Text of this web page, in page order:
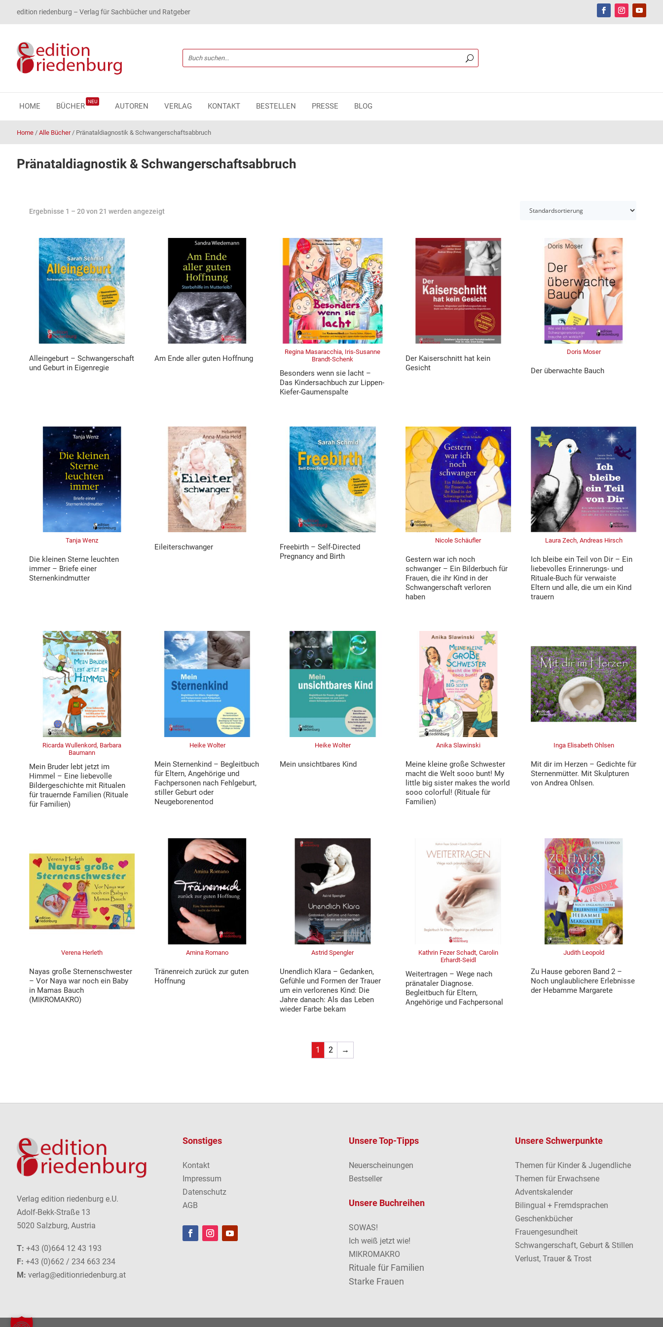
edition riedenburg – Verlag für Sachbücher und Ratgeber
HOME BÜCHER
NEU
AUTOREN VERLAG KONTAKT BESTELLEN PRESSE BLOG
Home/ Alle Bücher/ Pränataldiagnostik & Schwangerschaftsabbruch
Pränataldiagnostik & Schwangerschaftsabbruch
Ergebnisse 1 – 20 von 21 werden angezeigt
Alleingeburt – Schwangerschaft
und Geburt in Eigenregie
Am Ende aller guten Hoffnung
Regina Masaracchia, Iris-Susanne
Brandt-Schenk
Besonders wenn sie lacht –
Das Kindersachbuch zur Lippen-
Kiefer-Gaumenspalte
Der Kaiserschnitt hat kein
Gesicht
Doris Moser
Der überwachte Bauch
Tanja Wenz
Die kleinen Sterne leuchten
immer – Briefe einer
Sternenkindmutter
Eileiterschwanger
Freebirth – Self-Directed
Pregnancy and Birth
Nicole Schäufler
Gestern war ich noch
schwanger – Ein Bilderbuch für
Frauen, die ihr Kind in der
Schwangerschaft verloren
haben
Laura Zech, Andreas Hirsch
Ich bleibe ein Teil von Dir – Ein
liebevolles Erinnerungs- und
Rituale-Buch für verwaiste
Eltern und alle, die um ein Kind
trauern
Ricarda Wullenkord, Barbara
Baumann
Mein Bruder lebt jetzt im
Himmel – Eine liebevolle
Bildergeschichte mit Ritualen
für trauernde Familien (Rituale
für Familien)
Heike Wolter
Mein Sternenkind – Begleitbuch
für Eltern, Angehörige und
Fachpersonen nach Fehlgeburt,
stiller Geburt oder
Neugeborenentod
Heike Wolter
Mein unsichtbares Kind
Anika Slawinski
Meine kleine große Schwester
macht die Welt sooo bunt! My
little big sister makes the world
sooo colorful! (Rituale für
Familien)
Inga Elisabeth Ohlsen
Mit dir im Herzen – Gedichte für
Sternenmütter. Mit Skulpturen
von Andrea Ohlsen.
Verena Herleth
Nayas große Sternenschwester
– Vor Naya war noch ein Baby
in Mamas Bauch
(MIKROMAKRO)
Amina Romano
Tränenreich zurück zur guten
Hoffnung
Astrid Spengler
Unendlich Klara – Gedanken,
Gefühle und Formen der Trauer
um ein verlorenes Kind: Die
Jahre danach: Als das Leben
wieder Farbe bekam
Kathrin Fezer Schadt, Carolin
Erhardt-Seidl
Weitertragen – Wege nach
pränataler Diagnose.
Begleitbuch für Eltern,
Angehörige und Fachpersonal
Judith Leopold
Zu Hause geboren Band 2 –
Noch unglaublichere Erlebnisse
der Hebamme Margarete
1 2 →
Verlag edition riedenburg e.U.
Adolf-Bekk-Straße 13
5020 Salzburg, Austria
T: +43 (0)664 12 43 193
F: +43 (0)662 / 234 663 234
M: verlag@editionriedenburg.at
Sonstiges
Kontakt
Impressum
Datenschutz
AGB
Unsere Top-Tipps
Neuerscheinungen
Bestseller
Unsere Buchreihen
SOWAS!
Ich weiß jetzt wie!
MIKROMAKRO
Rituale für Familien
Starke Frauen
Unsere Schwerpunkte
Themen für Kinder & Jugendliche
Themen für Erwachsene
Adventskalender
Bilingual + Fremdsprachen
Geschenkbücher
Frauengesundheit
Schwangerschaft, Geburt & Stillen
Verlust, Trauer & Trost